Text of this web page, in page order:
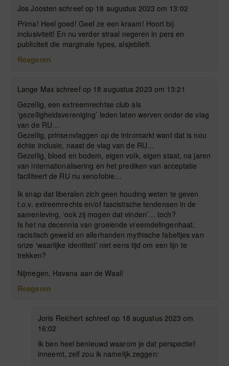
Jos Joosten schreef op 18 augustus 2023 om 13:02
Prima! Heel goed! Geef ze een kraam! Hoort bij
inclusiviteit! En nu verder straal negeren in pers en
publiciteit die marginale types, alsjeblieft.
Reageren
Lange Max schreef op 18 augustus 2023 om 13:21
Gezellig, een extreemrechtse club als
‘gezelligheidsvereniging’ leden laten werven onder de vlag
van de RU…
Gezellig, prinsenvlaggen op de intromarkt want dat is nou
échte inclusie, naast de vlag van de RU…
Gezellig, bloed en bodem, eigen volk, eigen staat, na jaren
van internationalisering en het prediken van acceptatie
faciliteert de RU nu xenofobie…
Ik snap dat liberalen zich geen houding weten te geven
t.o.v. extreemrechts en/of fascistische tendensen in de
samenleving, ‘ook zij mogen dat vinden’… toch?
Is het na decennia van groeiende vreemdelingenhaat,
racistisch geweld en allerhanden mythische fabeltjes van
onze ‘waarlijke identiteit’ niet eens tijd om een lijn te
trekken?
Nijmegen, Havana aan de Waal!
Reageren
Joris Reichert schreef op 18 augustus 2023 om
16:02
Ik ben heel benieuwd waarom je dat perspectief
inneemt, zelf zou ik namelijk zeggen: